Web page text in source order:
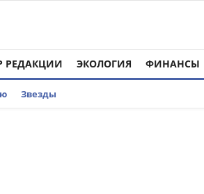
РЕДАКЦИИ ЭКОЛОГИЯ ФИНАНСЫ
Звезды